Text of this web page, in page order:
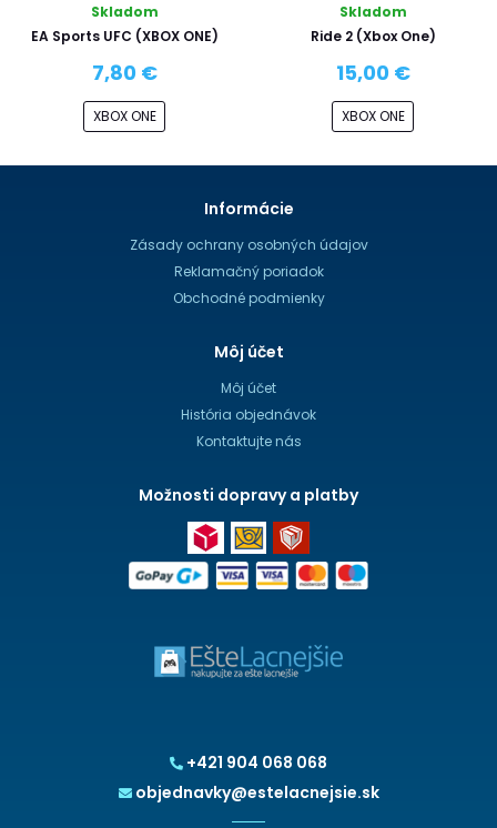
Skladom
EA Sports UFC (XBOX ONE)
7,80 €
XBOX ONE
Skladom
Ride 2 (Xbox One)
15,00 €
XBOX ONE
+421 904 068 068
objednavky@estelacnejsie.sk
Informácie
Zásady ochrany osobných údajov
Reklamačný poriadok
Obchodné podmienky
Môj účet
Môj účet
História objednávok
Kontaktujte nás
Možnosti dopravy a platby